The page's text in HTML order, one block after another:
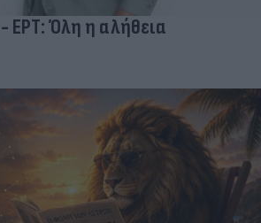
ΕΡΤ: Όλη η αλήθεια